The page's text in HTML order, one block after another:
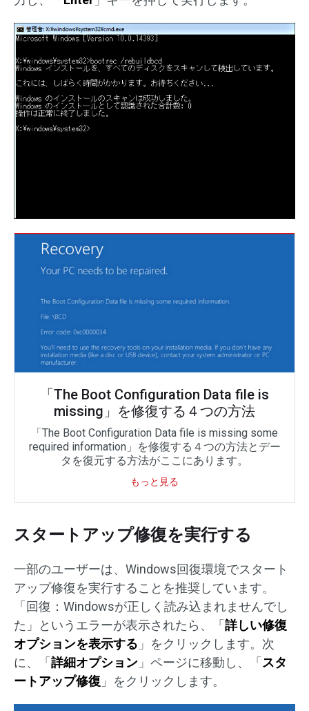
「The Boot Configuration Data file is
missing」を修復する４つの方法
「The Boot Configuration Data file is missing some
required information」を修復する４つの方法とデー
タを復元する方法がここにあります。
もっと見る
スタートアップ修復を実行する
一部のユーザーは、Windows回復環境でスタート
アップ修復を実行することを推奨しています。
「回復：Windowsが正しく読み込まれませんでし
た」というエラーが表示されたら、「 詳しい修復
オプションを表示する 」をクリックします。次
に、「 詳細オプション 」ページに移動し、「 スタ
ートアップ修復 」をクリックします。